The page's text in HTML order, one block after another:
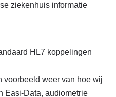
ziekenhuis informatie
HL7 koppelingen
voorbeeld weer van hoe wij
Easi-Data, audiometrie